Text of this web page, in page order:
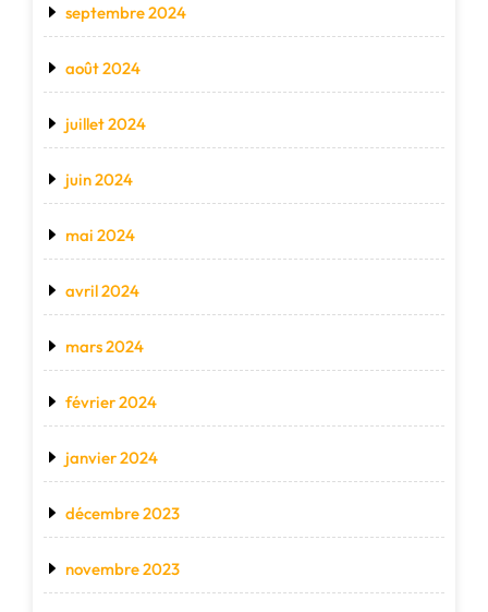
septembre 2024
août 2024
juillet 2024
juin 2024
mai 2024
avril 2024
mars 2024
février 2024
janvier 2024
décembre 2023
novembre 2023